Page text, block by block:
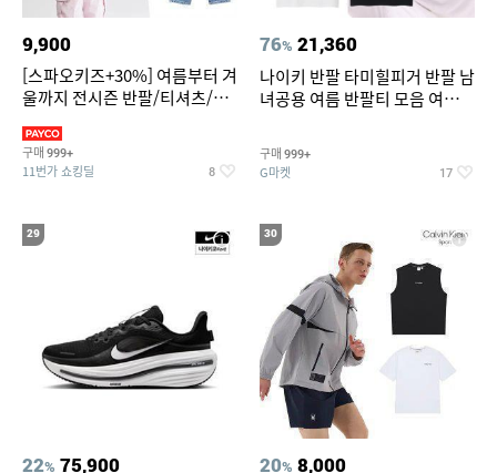
9,900
[스파오키즈+30%] 여름부터 겨
울까지 전시즌 반팔/티셔츠/셋
구매 999+
11번가 쇼킹딜 8
76% 21,360
나이키 반팔 타미힐피거 반팔 남
녀공용 여름 반팔티 모음 여름
구매 999+
G마켓 17
29
22% 75,900
30
20% 8,000